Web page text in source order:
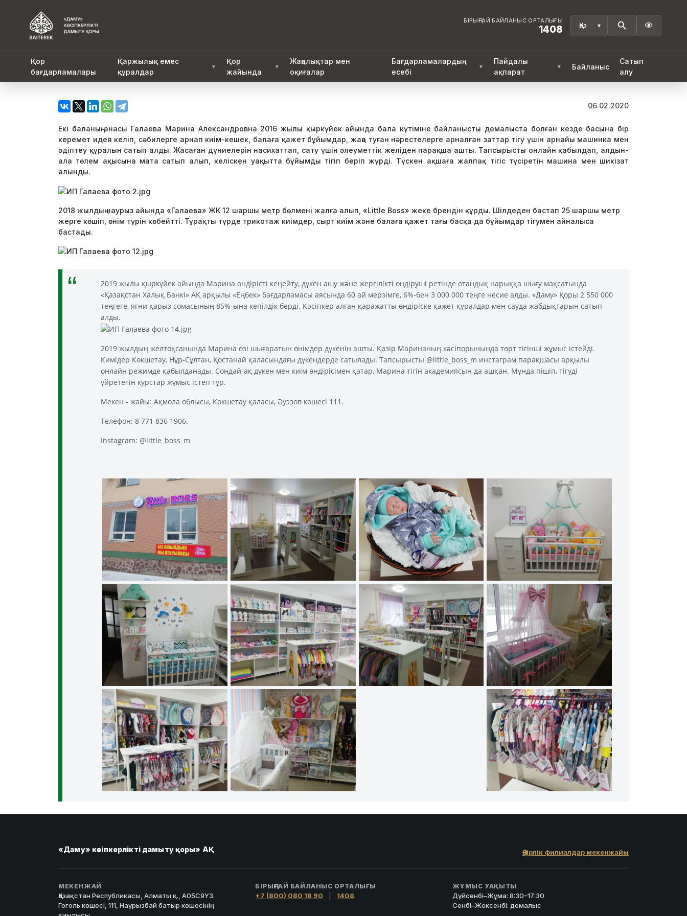
БІРЫҢҒАЙ БАЙЛАНЫС ОРТАЛЫҒЫ
1408 
Қор
бағдарламалары
Қаржылық емес
құралдар
▼
Қор
жайында
▼
Жаңалықтар мен
оқиғалар
Бағдарламалардың
есебі
▼
Пайдалы
ақпарат
▼ Байланыс
Сатып
алу
06.02.2020
Екі баланың анасы Галаева Марина Александровна 2016 жылы қыркүйек айында бала күтіміне байланысты демалыста болған кезде басына бір
керемет идея келіп, сәбилерге арнап киім-кешек, балаға қажет бұйымдар, жаңа туған нәрестелерге арналған заттар тігу үшін арнайы машинка мен
әдіптеу құралын сатып алды. Жасаған дүниелерін насихаттап, сату үшін әлеуметтік желіден парақша ашты. Тапсырысты онлайн қабылдап, алдын-
ала төлем ақысына мата сатып алып, келіскен уақытта бұйымды тігіп беріп жүрді. Түскен ақшаға жалпақ тігіс түсіретін машина мен шикізат
алынды.
2018 жылдың наурыз айында «Галаева» ЖК 12 шаршы метр бөлмені жалға алып, «Little Boss» жеке брендін құрды. Шілдеден бастап 25 шаршы метр
жерге көшіп, өнім түрін көбейтті. Тұрақты түрде трикотаж киімдер, сырт киім және балаға қажет тағы басқа да бұйымдар тігумен айналыса
бастады.
2019 жылы қыркүйек айында Марина өндірісті кеңейту, дүкен ашу және жергілікті өндіруші ретінде отандық нарыққа шығу мақсатында
«Қазақстан Халық Банкі» АҚ арқылы «Еңбек» бағдарламасы аясында 60 ай мерзімге, 6%-бен 3 000 000 теңге несие алды. «Даму» Қоры 2 550 000
теңгеге, яғни қарыз сомасының 85%-ына кепілдік берді. Кәсіпкер алған қаражатты өндіріске қажет құралдар мен сауда жабдықтарын сатып
алды.
2019 жылдың желтоқсанында Марина өзі шығаратын өнімдер дүкенін ашты. Қазір Маринаның кәсіпорынында төрт тігінші жұмыс істейді.
Кимідер Көкшетау, Нұр-Сұлтан, Қостанай қаласындағы дүкендерде сатылады. Тапсырысты @little_boss_m инстаграм парақшасы арқылы
онлайн режимде қабылданады. Сондай-ақ дүкен мен киім өндірісімен қатар, Марина тігін академиясын да ашқан. Мұнда пішіп, тігуді
үйрететін курстар жұмыс істеп тұр.
Мекен - жайы: Ақмола облысы, Көкшетау қаласы, Әуэзов көшесі 111.
Телефон: 8 771 836 1906.
Instagram: @little_boss_m
«Даму» кәсіпкерлікті дамыту қоры» АҚ Өңірлік филиалдар мекенжайы
МЕКЕНЖАЙ
Қазақстан Республикасы, Алматы қ., A05C9Y3.
Гоголь көшесі, 111, Наурызбай батыр көшесінің
БІРЫҢҒАЙ БАЙЛАНЫС ОРТАЛЫҒЫ
+7 (800) 080 18 90 1408
ЖҰМЫС УАҚЫТЫ
Дүйсенбі–Жұма: 8:30–17:30
Сенбі–Жексенбі: демалыс